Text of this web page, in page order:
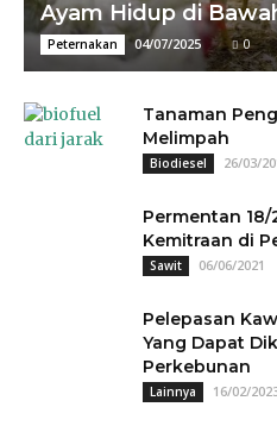
Ayam Hidup di
Peternakan 04/07/2025 0
Tanaman
Melimpah
Biodiesel 26/03/
Permentan
Kemitraan di
Sawit 06/06/2021
Pelepasan
Yang Dapat
Perkebunan
Lainnya 16/02/